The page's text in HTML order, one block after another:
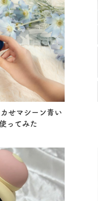
せマシーン青い
ってみた